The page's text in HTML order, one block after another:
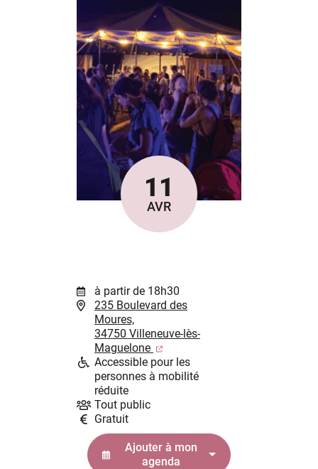
Le
11
AVR
à partir de 18h30
235 Boulevard des
Moures,
34750 Villeneuve-lès-
Maguelone
(ouverture dans un nouvel
Accessible pour les
personnes à mobilité
réduite
Tout public
Gratuit
Ajouter à mon
agenda